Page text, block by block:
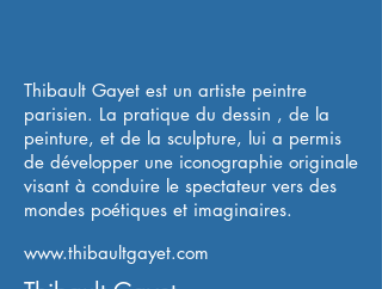
Thibault Gayet est un artiste peintre
parisien. La pratique du dessin , de la
peinture, et de la sculpture, lui a permis
de développer une iconographie originale
visant à conduire le spectateur vers des
mondes poétiques et imaginaires.
www.thibaultgayet.com